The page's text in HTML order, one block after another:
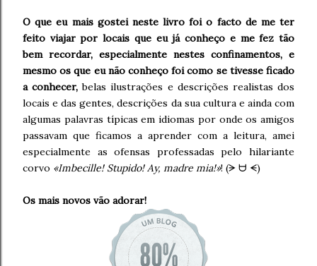
O que eu mais gostei neste livro foi o facto de me ter
feito viajar por locais que eu já conheço e me fez tão
bem recordar, especialmente nestes confinamentos, e
mesmo os que eu não conheço foi como se tivesse ficado
a conhecer,belas ilustrações e descrições realistas dos
locais e das gentes, descrições da sua cultura e ainda com
algumas palavras típicas em idiomas por onde os amigos
passavam que ficamos a aprender com a leitura, amei
especialmente as ofensas professadas pelo hilariante
corvo «Imbecille! Stupido! Ay, madre mia!»! (ᗒ ᗨ ᗕ)
Os mais novos vão adorar!